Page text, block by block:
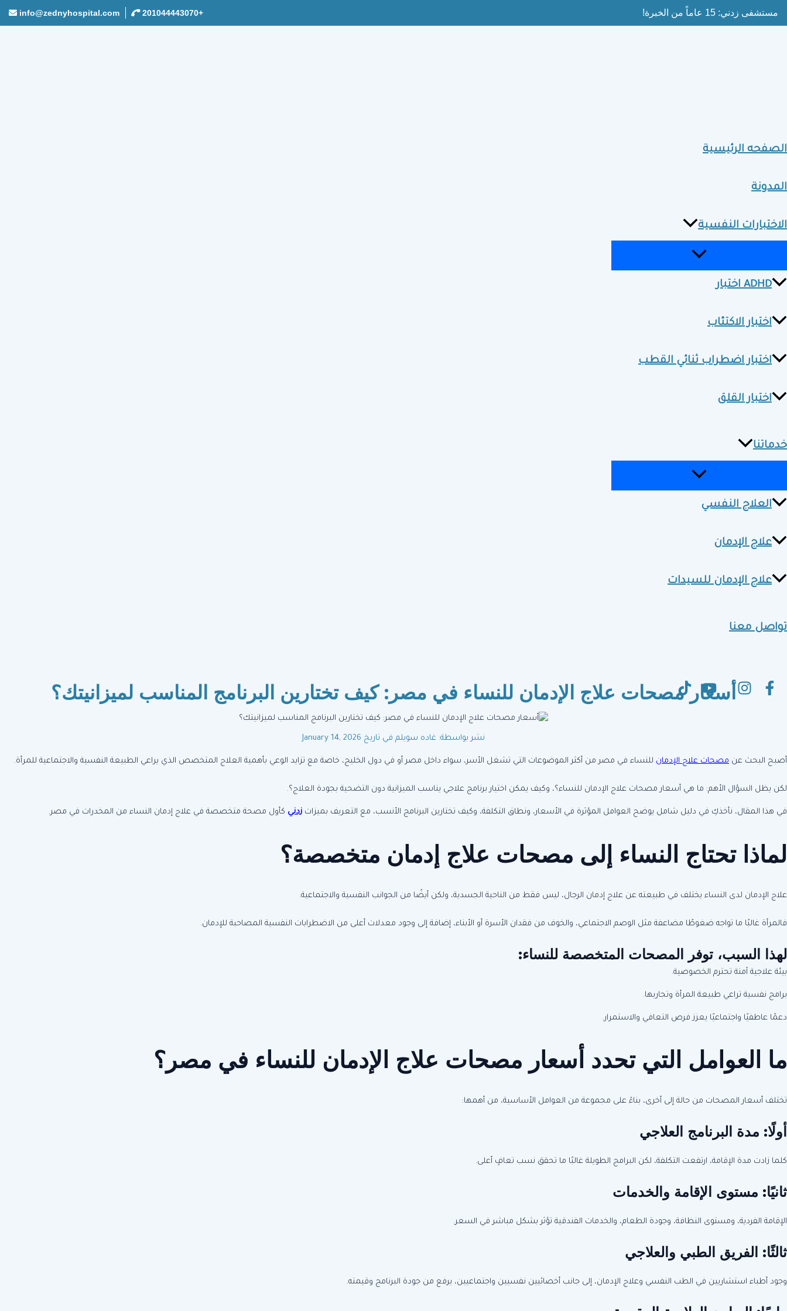
مستشفى زدني: 15 عاماً من الخبرة! +201044443070
info@zednyhospital.com
الصفحه الرئيسية
المدونة
الاختبارات النفسية
MENU
TOGGLE
ADHD اختبار
اختبار الاكتئاب
اختبار اضطراب ثنائي القطب
اختبار القلق
خدماتنا
MENU
TOGGLE
العلاج النفسي
علاج الإدمان
علاج الإدمان للسيدات
تواصل معنا
أسعار مصحات علاج الإدمان للنساء في مصر: كيف تختارين البرنامج المناسب لميزانيتك؟
نشر بواسطة: غاده سويلم في تاريخ January 14, 2026
أصبح البحث عن مصحات علاج الإدمان للنساء في مصر من أكثر الموضوعات التي تشغل الأسر، سواء داخل مصر أو في دول الخليج، خاصة مع تزايد الوعي بأهمية العلاج المتخصص الذي يراعي الطبيعة النفسية والاجتماعية للمرأة.
لكن يظل السؤال الأهم: ما هي أسعار مصحات علاج الإدمان للنساء؟، وكيف يمكن اختيار برنامج علاجي يناسب الميزانية دون التضحية بجودة العلاج؟.
في هذا المقال، نأخذكِ في دليل شامل يوضح العوامل المؤثرة في الأسعار، ونطاق التكلفة، وكيف تختارين البرنامج الأنسب، مع التعريف بميزات زدني كأول مصحة متخصصة في علاج إدمان النساء من المخدرات في مصر.
لماذا تحتاج النساء إلى مصحات علاج إدمان متخصصة؟
علاج الإدمان لدى النساء يختلف في طبيعته عن علاج إدمان الرجال، ليس فقط من الناحية الجسدية، ولكن أيضًا من الجوانب النفسية والاجتماعية.
فالمرأة غالبًا ما تواجه ضغوطًا مضاعفة مثل الوصم الاجتماعي، والخوف من فقدان الأسرة أو الأبناء، إضافة إلى وجود معدلات أعلى من الاضطرابات النفسية المصاحبة للإدمان.
لهذا السبب، توفر المصحات المتخصصة للنساء:
بيئة علاجية آمنة تحترم الخصوصية.
برامج نفسية تراعي طبيعة المرأة وتجاربها.
دعمًا عاطفيًا واجتماعيًا يعزز فرص التعافي والاستمرار.
ما العوامل التي تحدد أسعار مصحات علاج الإدمان للنساء في مصر؟
تختلف أسعار المصحات من حالة إلى أخرى، بناءً على مجموعة من العوامل الأساسية، من أهمها:
أولًا: مدة البرنامج العلاجي
كلما زادت مدة الإقامة، ارتفعت التكلفة، لكن البرامج الطويلة غالبًا ما تحقق نسب تعافٍ أعلى.
ثانيًا: مستوى الإقامة والخدمات
الإقامة الفردية، ومستوى النظافة، وجودة الطعام، والخدمات الفندقية تؤثر بشكل مباشر في السعر.
ثالثًا: الفريق الطبي والعلاجي
وجود أطباء استشاريين في الطب النفسي وعلاج الإدمان، إلى جانب أخصائيين نفسيين واجتماعيين، يرفع من جودة البرنامج وقيمته.